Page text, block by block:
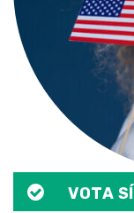
VOTA SÍ